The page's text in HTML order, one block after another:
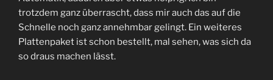
trotzdem ganz überrascht, dass mir auch das auf die
Schnelle noch ganz annehmbar gelingt. Ein weiteres
Plattenpaket ist schon bestellt, mal sehen, was sich da
so draus machen lässt.